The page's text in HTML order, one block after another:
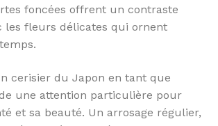
foncées offrent un contraste
les fleurs délicates qui ornent
cerisier du Japon en tant que
une attention particulière pour
et sa beauté. Un arrosage régulier,